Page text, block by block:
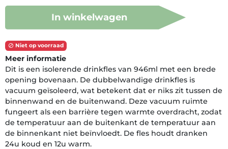
In winkelwagen
 Niet op voorraad
Meer informatie
Dit is een isolerende drinkfles van 946ml met een brede
opening bovenaan. De dubbelwandige drinkfles is
vacuum geïsoleerd, wat betekent dat er niks zit tussen de
binnenwand en de buitenwand. Deze vacuum ruimte
fungeert als een barrière tegen warmte overdracht, zodat
de temperatuur aan de buitenkant de temperatuur aan
de binnenkant niet beïnvloedt. De fles houdt dranken
24u koud en 12u warm.